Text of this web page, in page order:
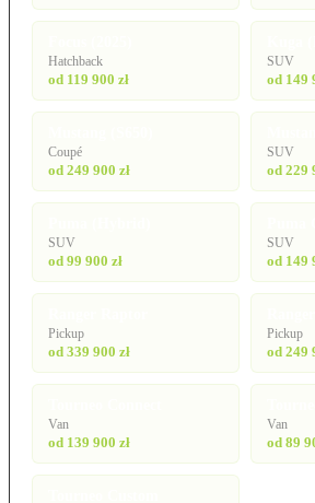
Hatchback
od 119 900 zł
SUV
od 149
Coupé
od 249 900 zł
SUV
od 229
SUV
od 99 900 zł
SUV
od 149
Pickup
od 339 900 zł
Pickup
od 249
Van
od 139 900 zł
Van
od 89